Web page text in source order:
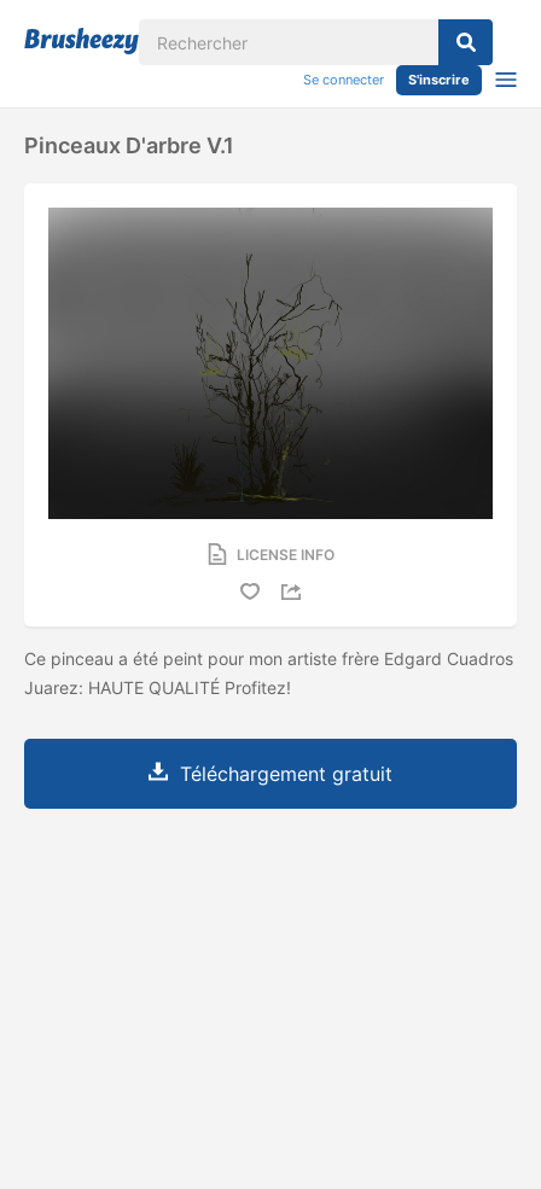
Se connecter S'inscrire
Pinceaux D'arbre V.1
LICENSE INFO
Ce pinceau a été peint pour mon artiste frère Edgard Cuadros
Juarez: HAUTE QUALITÉ Profitez!
Téléchargement gratuit